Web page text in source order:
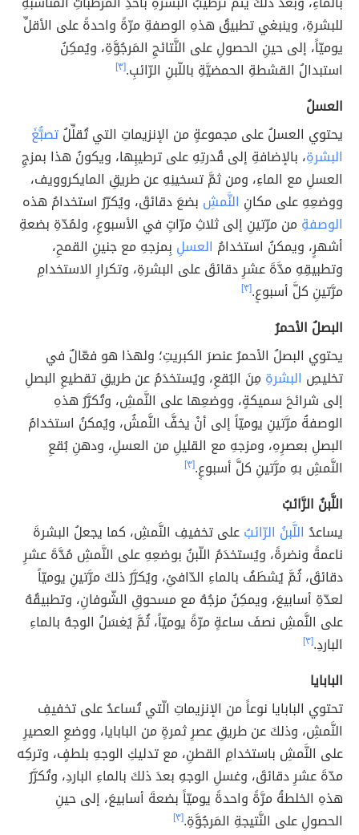
للبشرةِ، وينبغي تطبيقُ هذهِ الوصفةِ مرّةً واحدةً على الأقلِّ
يوميّاً، إلى حينِ الحصولِ على النَّتائجِ المَرجُوَّةِ، ويُمكِنُ
استبدالُ القشطةِ الحمضيَّةِ باللّبنِ الرّائبِ.[٣]
العسلُ
يحتوي العسلُ على مجموعةٍ من الإنزيماتِ التي تُقلِّلُتصبُّغَ
البشرةِ، بالإضافةِ إلى قُدرتِهِ على ترطيبِها، ويكونُ هذا بمزجِ
العسلِ مع الماءِ، ومن ثمَّ تسخينِهِ عن طريقِ المايكروويف،
ووضعِهِ على مكانِ النَّمشِ بضعَ دقائقَ، ويُكرّرُ استخدامُ هذه
الوصفةِ من مرّتينِ إلى ثلاثِ مرّاتٍ في الأسبوعِ، ولمُدّةِ بضعةِ
أشهرٍ، ويمكنُ استخدامُ العسلِ بِمزجهِ مع جنينِ القمحِ،
وتطبيقِهِ مدَّةَ عشرِ دقائقَ على البشرةِ، وتكرارِ الاستخدامِ
مرَّتينِ كلَّ أسبوعٍ.[٣]
البصلُ الأحمرُ
يحتوي البصلُ الأحمرُ عنصرَ الكبريتِ؛ ولهذا هو فعّالٌ في
تخليصِ البشرةِ مِنَ البُقعِ، ويُستخدَمُ عن طريقِ تقطيعِ البصلِ
إلى شرائحَ سميكةٍ، ووضعِها على النَّمشِ، وتُكرَّرُ هذهِ
الوصفةُ مرَّتينِ يوميّاً إلى أنْ يخفَّ النَّمشُ، ويُمكنُ استخدامُ
البصلِ بعصرِهِ، ومزجهِ مع القليلِ من العسلِ، ودهنِ بُقعِ
النَّمشِ بهِ مرَّتينِ كلَّ أسبوعٍ.[٣]
اللَّبنُ الرَّائبُ
يساعدُ اللَّبنُ الرّائبُعلى تخفيفِ النَّمشِ، كما يجعلُ البشرةَ
ناعمةً ونضرةً، ويُستخدَمُ اللّبنُ بوضعِهِ على النَّمشِ مُدَّةَ عشرِ
دقائقَ، ثُمَّ يُشطَفُ بالماءِ الدّافئِ، ويُكرَّرُ ذلكَ مرَّتينِ يوميّاً
لعدّةِ أسابيعَ، ويمكِنُ مزجُهُ مع مسحوقِ الشّوفانِ، وتطبيقُهُ
على النَّمشِ نصفَ ساعةٍ مرّةً يوميّاً، ثُمَّ يُغسَلُ الوجهُ بالماءِ
الباردِ.[٣]
البابايا
تحتوي البابايا نوعاً من الإنزيماتِ الّتي تُساعدُ على تخفيفِ
النَّمشِ، وذلكَ عن طريقِ عصرِ ثمرةٍ من البابايا، ووضعِ العصيرِ
على النَّمشِ باستخدامِ القطنِ، مع تدليكِ الوجهِ بلطفٍ، وتركِه
مدّةَ عشرِ دقائقَ، وغسلِ الوجهِ بعدَ ذلكَ بالماءِ الباردِ، وتُكرَّرُ
هذهِ الخلطةُ مرَّةً واحدةً يوميّاً بضعةَ أسابيعَ، إلى حينِ
الحصولِ على النَّتيجةِ المَرجُوَّةِ.[٣]